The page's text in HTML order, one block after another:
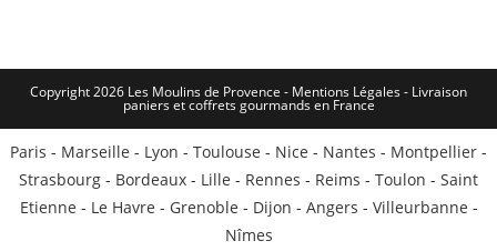
Copyright 2026 Les Moulins de Provence - Mentions Légales - Livraison
paniers et coffrets gourmands en France
Paris - Marseille - Lyon - Toulouse - Nice - Nantes - Montpellier -
Strasbourg - Bordeaux - Lille - Rennes - Reims - Toulon - Saint
Etienne - Le Havre - Grenoble - Dijon - Angers - Villeurbanne -
Nîmes